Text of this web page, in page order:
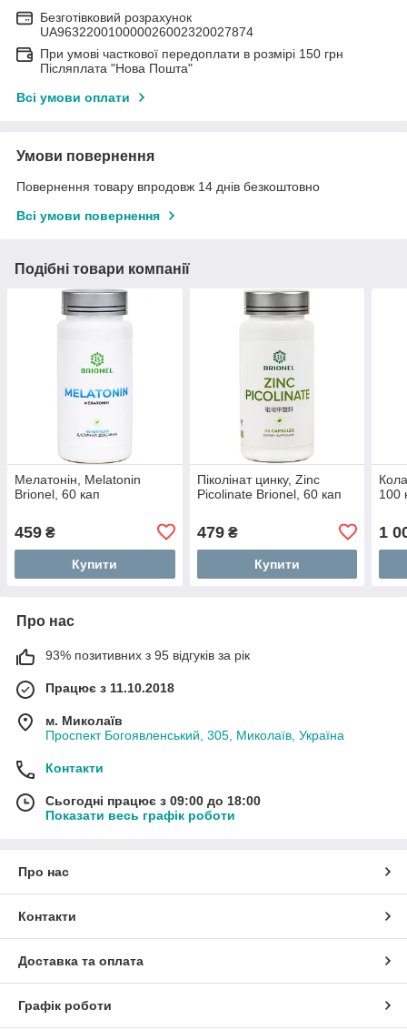
Безготівковий розрахунок
UA963220010000026002320027874
При умові часткової передоплати в розмірі 150 грн
Післяплата "Нова Пошта"
Всі умови оплати
Умови повернення
Повернення товару впродовж 14 днів безкоштовно
Всі умови повернення
Подібні товари компанії
Мелатонін, Melatonin
Brionel, 60 кап
459 ₴
Купити
Піколінат цинку, Zinc
Picolinate Brionel, 60 кап
479₴
Купити
100
1
Про нас
93% позитивних з 95 відгуків за рік
Працює з 11.10.2018
м. Миколаїв
Проспект Богоявленський, 305, Миколаїв, Україна
Контакти
Сьогодні працює з 09:00 до 18:00
Показати весь графік роботи
Про нас
Контакти
Доставка та оплата
Графік роботи